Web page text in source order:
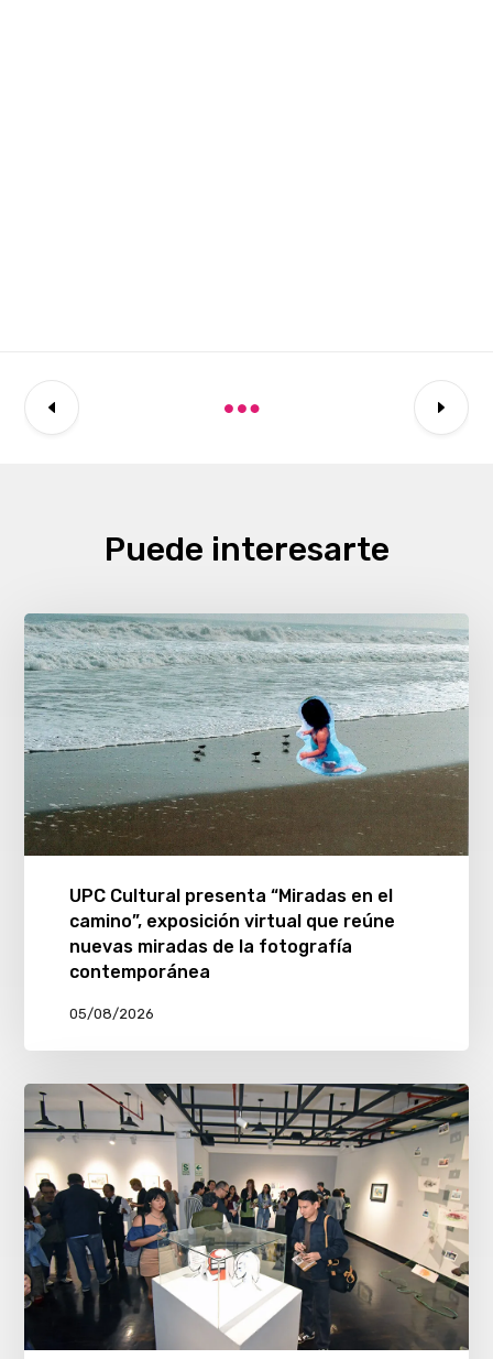
Puede interesarte
UPC Cultural presenta “Miradas en el
camino”, exposición virtual que reúne
nuevas miradas de la fotografía
contemporánea
05/08/2026